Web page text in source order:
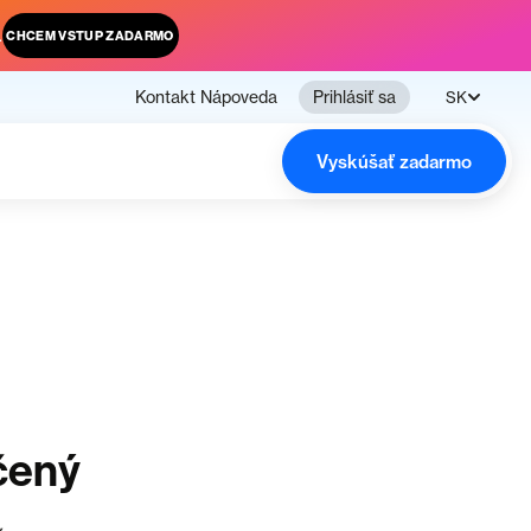
CHCEM VSTUP ZADARMO
Kontakt Nápoveda Prihlásiť sa SK
Vyskúšať zadarmo